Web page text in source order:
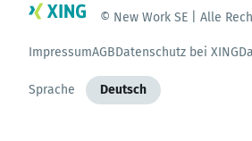
© New Work SE | Alle
ImpressumAGBDatenschutz bei XING
Sprache Deutsch